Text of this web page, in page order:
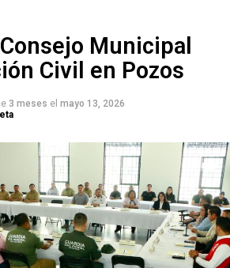
Municipal
Civil en Pozos
3 meses el mayo 13, 2026